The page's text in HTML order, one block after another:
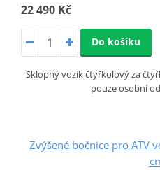
22 490 Kč
Do košíku
Sklopný vozík čtyřkolový za
pouze osobní
Zvýšené bočnice pro ATV